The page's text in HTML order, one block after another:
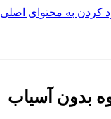
کردن به محتوای اصلی
بدون آسیاب